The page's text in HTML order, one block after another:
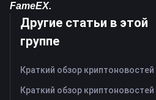
FameEX.
Другие статьи в этой
группе